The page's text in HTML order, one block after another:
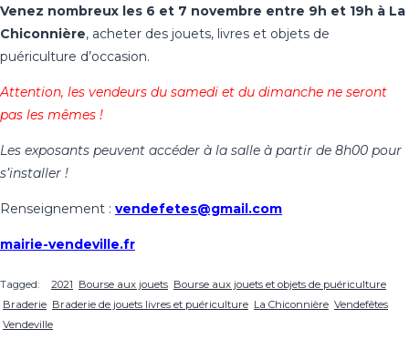
Venez nombreux les 6 et 7 novembre entre 9h et 19h à La
Chiconnière, acheter des jouets, livres et objets de
puériculture d’occasion.
Attention, les vendeurs du samedi et du dimanche ne seront
pas les mêmes !
Les exposants peuvent accéder à la salle à partir de 8h00 pour
s’installer !
Renseignement : vendefetes@gmail.com
mairie-vendeville.fr
Tagged: 2021 Bourse aux jouets Bourse aux jouets et objets de puériculture
Braderie Braderie de jouets livres et puériculture La Chiconnière Vendefêtes
Vendeville